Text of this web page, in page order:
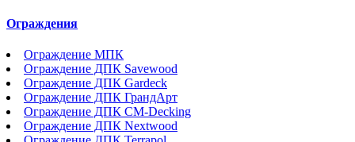
Ограждения
Ограждение МПК
Ограждение ДПК Savewood
Ограждение ДПК Gardeck
Ограждение ДПК ГрандАрт
Ограждение ДПК CM-Decking
Ограждение ДПК Nextwood